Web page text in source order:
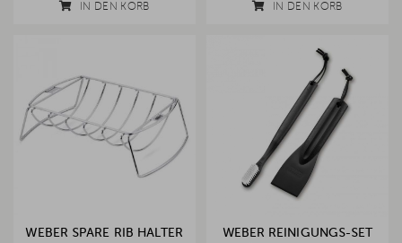
IN DEN KORB IN DEN KORB
WEBER SPARE RIB HALTER
WEBER REINIGUNGS-SET